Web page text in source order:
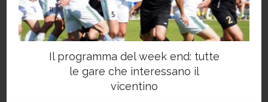
Il programma del week end: tutte
le gare che interessano il
vicentino